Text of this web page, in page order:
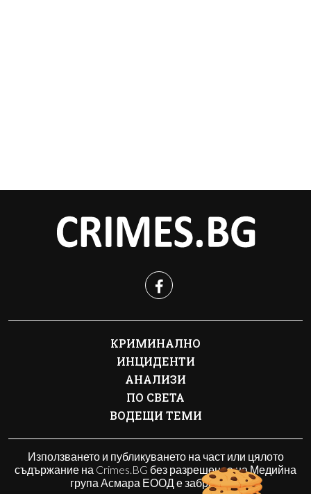
КРИМИНАЛНО
ИНЦИДЕНТИ
АНАЛИЗИ
ПО СВЕТА
ВОДЕЩИ ТЕМИ
Използването и публикуването на част или цялото
съдържание на Crimes.BG без разрешение на Медийна
група Асмара ЕООД е забранено.